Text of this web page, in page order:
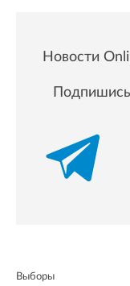
Новости
Выборы